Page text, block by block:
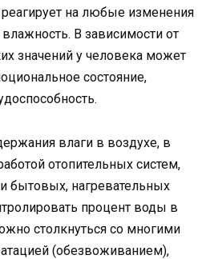
на любые изменения
В зависимости от
значений у человека может
состояние,
влаги в воздухе, в
отопительных систем,
бытовых, нагревательных
процент воды в
столкнуться со многими
(обезвоживанием),